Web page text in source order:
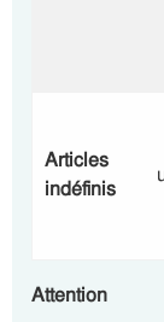
Articles
indéfinis
Attention